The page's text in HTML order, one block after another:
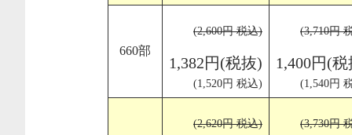
660部
(2,600円 税込)
1,382円(税抜)
(1,520円 税込)
(3,710円
1,400円(
(1,540円
(2,620円 税込) (3,730円